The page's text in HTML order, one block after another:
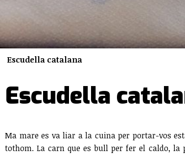
Escudella catalana
Escudella
Ma mare es va liar a la cuina per portar-vos
tothom. La carn que es bull per fer el caldo,